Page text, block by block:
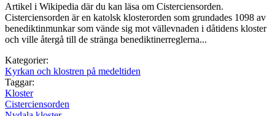
Artikel i Wikipedia där du kan läsa om Cisterciensorden.
Cisterciensorden är en katolsk klosterorden som grundades 1098 av
benediktinmunkar som vände sig mot vällevnaden i dåtidens kloster
och ville återgå till de stränga benediktinerreglerna...
Kategorier:
Kyrkan och klostren på medeltiden
Taggar:
Kloster
Cisterciensorden